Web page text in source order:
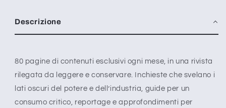
Descrizione
80 pagine di contenuti esclusivi ogni mese, in una rivista
rilegata da leggere e conservare. Inchieste che svelano i
lati oscuri del potere e dell’industria, guide per un
consumo critico, reportage e approfondimenti per